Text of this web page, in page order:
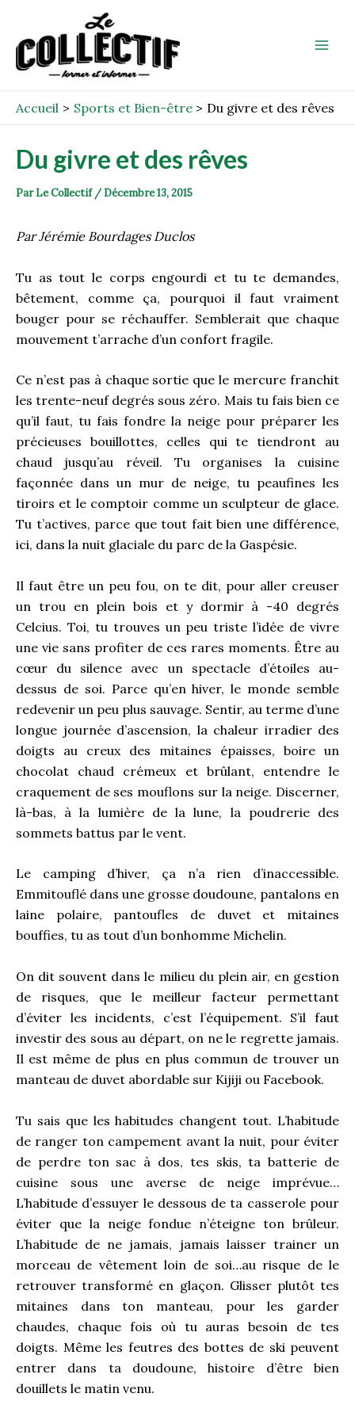
contenu
Accueil Sports et Bien-être Du givre et des rêves
Du givre et des rêves
ParLe Collectif /Décembre 13, 2015
Par Jérémie Bourdages Duclos
Tu as tout le corps engourdi et tu te demandes,
bêtement, comme ça, pourquoi il faut vraiment
bouger pour se réchauffer. Semblerait que chaque
mouvement t’arrache d’un confort fragile.
Ce n’est pas à chaque sortie que le mercure franchit
les trente-neuf degrés sous zéro. Mais tu fais bien ce
qu’il faut, tu fais fondre la neige pour préparer les
précieuses bouillottes, celles qui te tiendront au
chaud jusqu’au réveil. Tu organises la cuisine
façonnée dans un mur de neige, tu peaufines les
tiroirs et le comptoir comme un sculpteur de glace.
Tu t’actives, parce que tout fait bien une différence,
ici, dans la nuit glaciale du parc de la Gaspésie.
Il faut être un peu fou, on te dit, pour aller creuser
un trou en plein bois et y dormir à -40 degrés
Celcius. Toi, tu trouves un peu triste l’idée de vivre
une vie sans profiter de ces rares moments. Être au
cœur du silence avec un spectacle d’étoiles au-
dessus de soi. Parce qu’en hiver, le monde semble
redevenir un peu plus sauvage. Sentir, au terme d’une
longue journée d’ascension, la chaleur irradier des
doigts au creux des mitaines épaisses, boire un
chocolat chaud crémeux et brûlant, entendre le
craquement de ses mouflons sur la neige. Discerner,
là-bas, à la lumière de la lune, la poudrerie des
sommets battus par le vent.
Le camping d’hiver, ça n’a rien d’inaccessible.
Emmitouflé dans une grosse doudoune, pantalons en
laine polaire, pantoufles de duvet et mitaines
bouffies, tu as tout d’un bonhomme Michelin.
On dit souvent dans le milieu du plein air, en gestion
de risques, que le meilleur facteur permettant
d’éviter les incidents, c’est l’équipement. S’il faut
investir des sous au départ, on ne le regrette jamais.
Il est même de plus en plus commun de trouver un
manteau de duvet abordable sur Kijiji ou Facebook.
Tu sais que les habitudes changent tout. L’habitude
de ranger ton campement avant la nuit, pour éviter
de perdre ton sac à dos, tes skis, ta batterie de
cuisine sous une averse de neige imprévue…
L’habitude d’essuyer le dessous de ta casserole pour
éviter que la neige fondue n’éteigne ton brûleur.
L’habitude de ne jamais, jamais laisser trainer un
morceau de vêtement loin de soi…au risque de le
retrouver transformé en glaçon. Glisser plutôt tes
mitaines dans ton manteau, pour les garder
chaudes, chaque fois où tu auras besoin de tes
doigts. Même les feutres des bottes de ski peuvent
entrer dans ta doudoune, histoire d’être bien
douillets le matin venu.
navigation